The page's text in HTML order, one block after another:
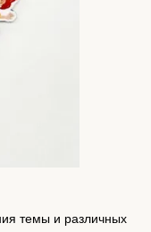
темы и различных